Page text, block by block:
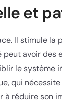
et
Il stimule
avoir des
le système
qui
à réduire son